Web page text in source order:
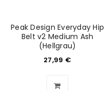
Peak Design Everyday Hip
Belt v2 Medium Ash
(Hellgrau)
27,99 €